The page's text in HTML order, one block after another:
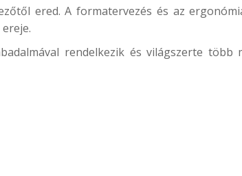
ered. A formatervezés és az
rendelkezik és világszerte több